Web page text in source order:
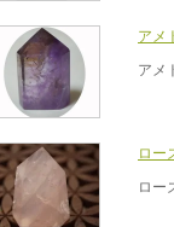
アメ
アメ
ロー
ロー